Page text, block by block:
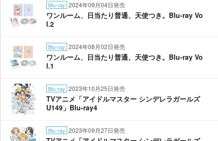
Blu-ray 2024年09月04日発売
ワンルーム、日当たり普通、天使つき。Blu-ray Vo
l.2
Blu-ray 2024年08月02日発売
ワンルーム、日当たり普通、天使つき。Blu-ray Vo
l.1
Blu-ray 2023年10月25日発売
TVアニメ「アイドルマスター シンデレラガールズ
U149」Blu-ray4
Blu-ray 2023年09月27日発売